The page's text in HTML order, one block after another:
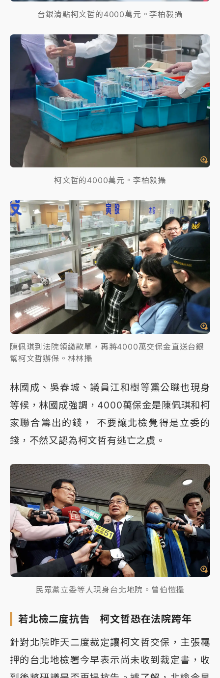
台銀清點柯文哲的4000萬元。李柏毅攝
柯文哲的4000萬元。李柏毅攝
陳佩琪到法院領繳款單，再將4000萬交保金直送台銀
幫柯文哲辦保。林林攝
林國成、吳春城、議員江和樹等黨公職也現身
等候，林國成強調，4000萬保金是陳佩琪和柯
家聯合籌出的錢， 不要讓北檢覺得是立委的
錢，不然又認為柯文哲有逃亡之虞。
民眾黨立委等人現身台北地院。曾伯愷攝
若北檢二度抗告 柯文哲恐在法院跨年
針對北院昨天二度裁定讓柯文哲交保，主張羈
押的台北地檢署今早表示尚未收到裁定書，收